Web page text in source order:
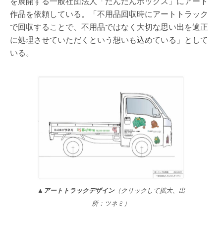
作品を依頼している。「不用品回収時にアートトラック
で回収することで、不用品ではなく大切な思い出を適正
に処理させていただくという想いも込めている」として
いる。
▲アートトラックデザイン（クリックして拡大、出
所：ツネミ）